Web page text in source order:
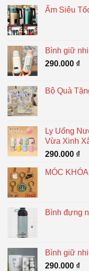
Ấm Siêu
Bình giữ
290.000 ₫
Bộ Quà
Ly Uống
Vừa Xinh
290.000 ₫
MÓC
Bình đựng
Bình giữ
290.000 ₫